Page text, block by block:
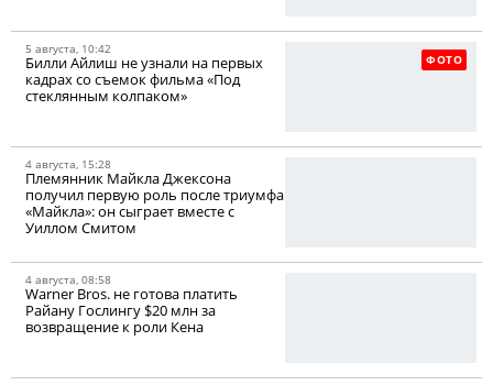
ФОТО
5 августа, 10:42
Билли Айлиш не узнали на первых
кадрах со съемок фильма «Под
стеклянным колпаком»
4 августа, 15:28
Племянник Майкла Джексона
получил первую роль после триумфа
«Майкла»: он сыграет вместе с
Уиллом Смитом
4 августа, 08:58
Warner Bros. не готова платить
Райану Гослингу $20 млн за
возвращение к роли Кена